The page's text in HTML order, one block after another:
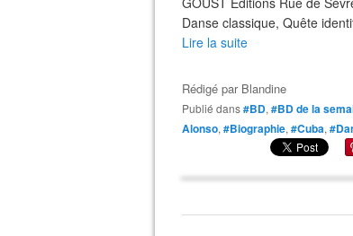
Danse classique, Quête
Lire la suite
Rédigé par Blandine
Publié dans#BD, #BD de la
Alonso, #Biographie, #Cuba,